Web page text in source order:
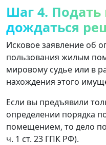
Шаг 4. Подать
дождаться
Исковое заявление об
пользования жилым
мировому судье или в
нахождения этого
Если вы предъявили
определении порядка
помещением, то дело
ч. 1 ст. 23 ГПК РФ).